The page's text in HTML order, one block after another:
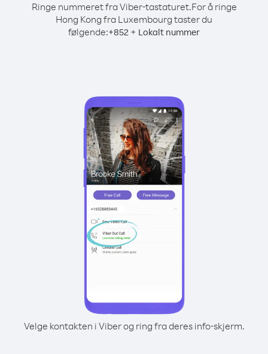
Ringe nummeret fra Viber-tastaturet.For å ringe
Hong Kong fra Luxembourg taster du
følgende:+852 + Lokalt nummer
Velge kontakten i Viber og ring fra deres info-skjerm.